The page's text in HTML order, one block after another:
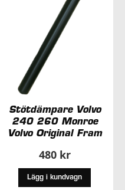
Stötdämpare Volvo
240 260 Monroe
Volvo Original Fram
480 kr
Lägg i kundvagn